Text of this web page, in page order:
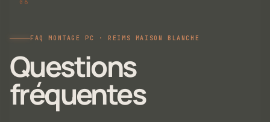
FAQ MONTAGE PC · REIMS MAISON BLANCHE
Questions
fréquentes